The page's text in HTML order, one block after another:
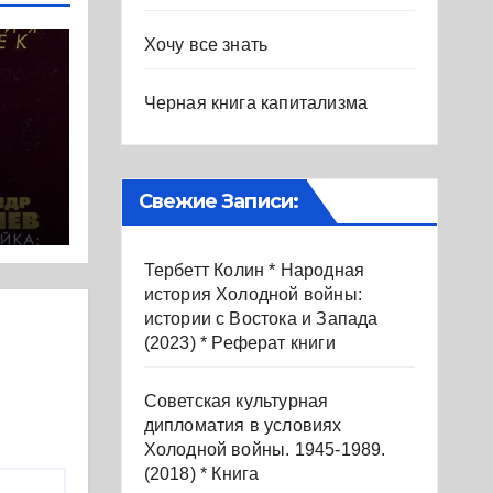
Хочу все знать
Черная книга капитализма
Свежие Записи:
Тербетт Колин * Народная
история Холодной войны:
истории с Востока и Запада
(2023) * Реферат книги
Советская культурная
дипломатия в условиях
Холодной войны. 1945-1989.
(2018) * Книга